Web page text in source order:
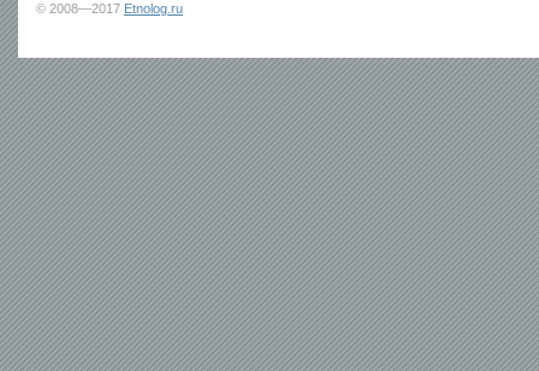
© 2008—2017 Etnolog.ru